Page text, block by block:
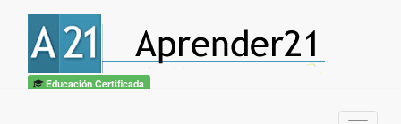
Educación Certificada